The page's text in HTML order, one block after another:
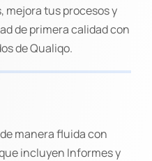
mejora tus procesos y
de primera calidad con
de Qualiqo.
manera fluida con
incluyen Informes y